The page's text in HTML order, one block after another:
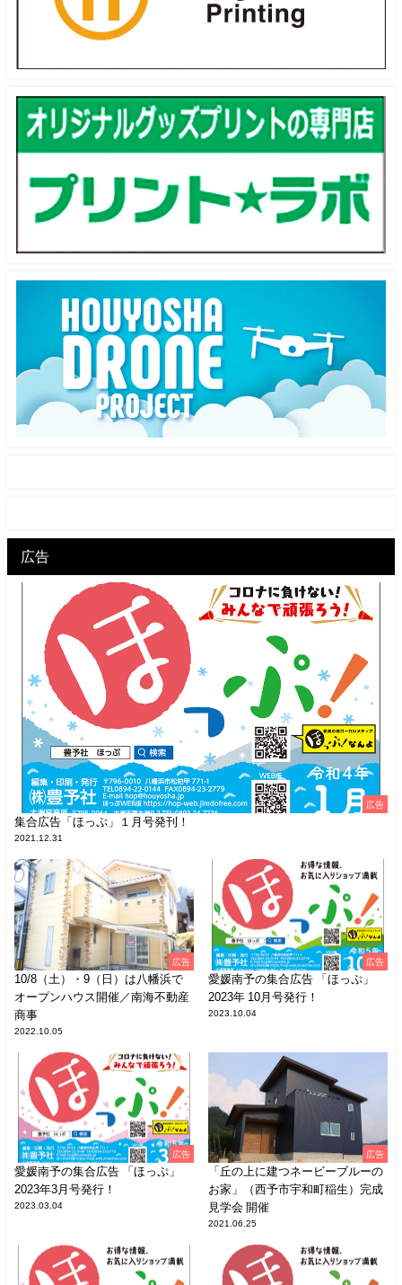
広告
広告
集合広告「ほっぷ」１月号発刊！
2021.12.31
広告
10/8（土）・9（日）は八幡浜で
オープンハウス開催／南海不動産
商事
2022.10.05
広告
愛媛南予の集合広告 「ほっぷ」
2023年 10月号発行！
2023.10.04
広告
愛媛南予の集合広告 「ほっぷ」
2023年3月号発行！
2023.03.04
広告
「丘の上に建つネービーブルーの
お家」（西予市宇和町稲生）完成
見学会 開催
2021.06.25